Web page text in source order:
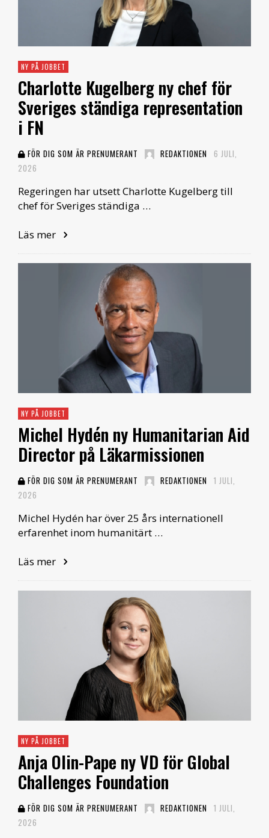
NY PÅ JOBBET
Charlotte Kugelberg ny chef för
Sveriges ständiga representation
i FN
FÖR DIG SOM ÄR PRENUMERANT REDAKTIONEN
6 JULI,
2026
Regeringen har utsett Charlotte Kugelberg till
chef för Sveriges ständiga …
Läs mer
NY PÅ JOBBET
Michel Hydén ny Humanitarian Aid
Director på Läkarmissionen
FÖR DIG SOM ÄR PRENUMERANT REDAKTIONEN 1 JULI,
2026
Michel Hydén har över 25 års internationell
erfarenhet inom humanitärt …
Läs mer
NY PÅ JOBBET
Anja Olin-Pape ny VD för Global
Challenges Foundation
FÖR DIG SOM ÄR PRENUMERANT REDAKTIONEN 1 JULI,
2026